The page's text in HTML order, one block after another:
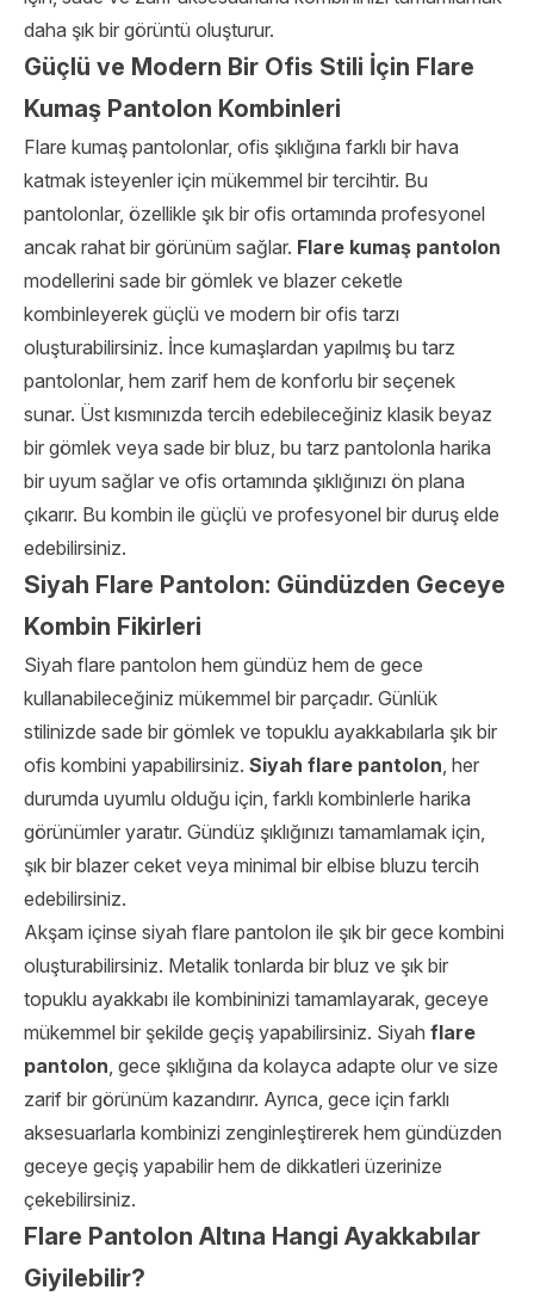
daha şık bir görüntü oluşturur.
Güçlü ve Modern Bir Ofis Stili İçin Flare
Kumaş Pantolon Kombinleri
Flare kumaş pantolonlar, ofis şıklığına farklı bir hava
katmak isteyenler için mükemmel bir tercihtir. Bu
pantolonlar, özellikle şık bir ofis ortamında profesyonel
ancak rahat bir görünüm sağlar. Flare kumaş pantolon
modellerini sade bir gömlek ve blazer ceketle
kombinleyerek güçlü ve modern bir ofis tarzı
oluşturabilirsiniz. İnce kumaşlardan yapılmış bu tarz
pantolonlar, hem zarif hem de konforlu bir seçenek
sunar. Üst kısmınızda tercih edebileceğiniz klasik beyaz
bir gömlek veya sade bir bluz, bu tarz pantolonla harika
bir uyum sağlar ve ofis ortamında şıklığınızı ön plana
çıkarır. Bu kombin ile güçlü ve profesyonel bir duruş elde
edebilirsiniz.
Siyah Flare Pantolon: Gündüzden Geceye
Kombin Fikirleri
Siyah flare pantolon hem gündüz hem de gece
kullanabileceğiniz mükemmel bir parçadır. Günlük
stilinizde sade bir gömlek ve topuklu ayakkabılarla şık bir
ofis kombini yapabilirsiniz. Siyah flare pantolon, her
durumda uyumlu olduğu için, farklı kombinlerle harika
görünümler yaratır. Gündüz şıklığınızı tamamlamak için,
şık bir blazer ceket veya minimal bir elbise bluzu tercih
edebilirsiniz.
Akşam içinse siyah flare pantolon ile şık bir gece kombini
oluşturabilirsiniz. Metalik tonlarda bir bluz ve şık bir
topuklu ayakkabı ile kombininizi tamamlayarak, geceye
mükemmel bir şekilde geçiş yapabilirsiniz. Siyah flare
pantolon, gece şıklığına da kolayca adapte olur ve size
zarif bir görünüm kazandırır. Ayrıca, gece için farklı
aksesuarlarla kombinizi zenginleştirerek hem gündüzden
geceye geçiş yapabilir hem de dikkatleri üzerinize
çekebilirsiniz.
Flare Pantolon Altına Hangi Ayakkabılar
Giyilebilir?